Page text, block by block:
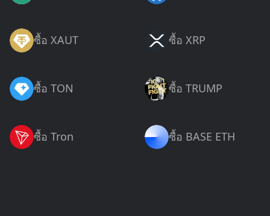
ซื้อ XAUT ซื้อ XRP
ซื้อ TON ซื้อ TRUMP
ซื้อ Tron ซื้อ BASE ETH